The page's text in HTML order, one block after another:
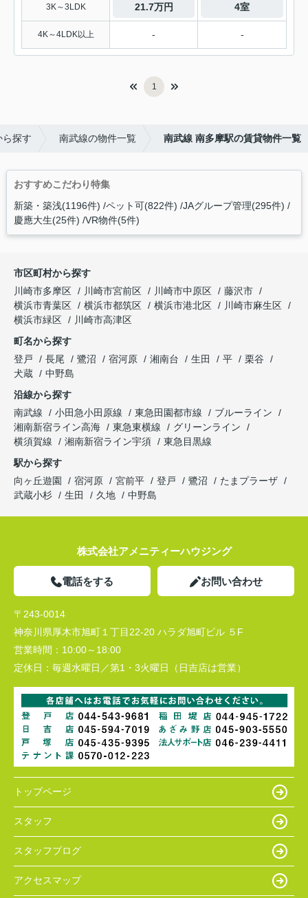
3K～3LDK 21.7万円 4室
4K～4LDK以上 - -
1
ら探す 南武線の物件一覧 南武線 南多摩駅の賃貸物件一覧
おすすめこだわり特集
新築・築浅(1196件) ペット可(822件) JAグループ管理(295件)
慶應大生(25件) VR物件(5件)
市区町村から探す
川崎市多摩区
川崎市宮前区 川崎市中原区
藤沢市
横浜市青葉区
横浜市都筑区 横浜市港北区
川崎市麻生区
横浜市緑区
川崎市高津区
町名から探す
登戸
長尾 鷺沼 宿河原 湘南台 生田 平
栗谷
犬蔵
中野島
沿線から探す
南武線
小田急小田原線 東急田園都市線
ブルーライン
湘南新宿ライン高海
東急東横線
グリーンライン
横須賀線
湘南新宿ライン宇須
東急目黒線
駅から探す
向ヶ丘遊園
宿河原 宮前平 登戸 鷺沼
たまプラーザ
武蔵小杉
生田 久地 中野島
株式会社アメニティーハウジング
電話をする お問い合わせ
〒243-0014
神奈川県厚木市旭町１丁目22-20 ハラダ旭町ビル ５F
営業時間： 10:00～18:00
定休日： 毎週水曜日／第1・3火曜日（日吉店は営業）
トップページ
スタッフ
スタッフブログ
アクセスマップ